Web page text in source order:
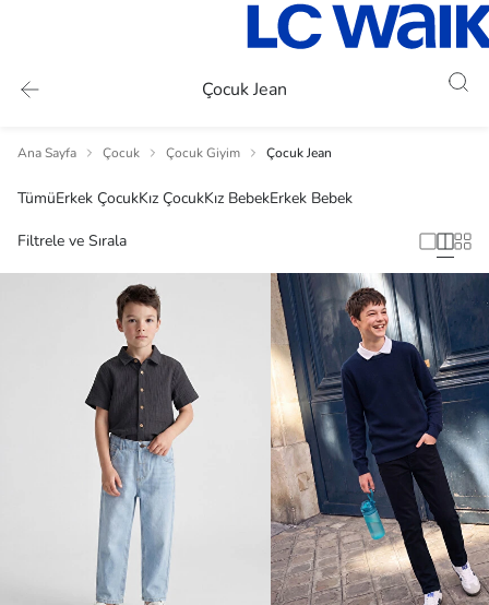
Çocuk Jean
Ana Sayfa Çocuk Çocuk Giyim Çocuk Jean
TümüErkek ÇocukKız ÇocukKız BebekErkek Bebek
Filtrele ve Sırala